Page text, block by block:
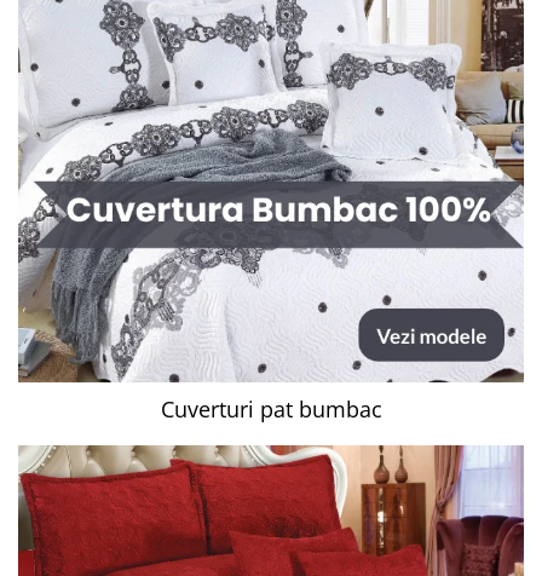
Cuverturi pat bumbac